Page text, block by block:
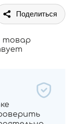
Поделиться
товар